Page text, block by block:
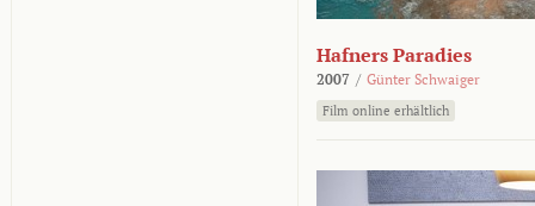
Hafners Paradies
2007 / Günter Schwaiger
Film online erhältlich